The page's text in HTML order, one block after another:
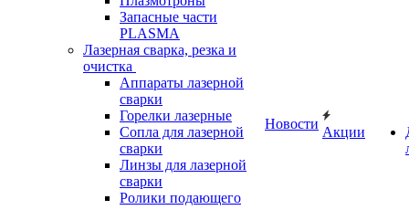
Запасные части
PLASMA
Лазерная сварка, резка и
очистка
Аппараты лазерной
сварки
Горелки лазерные
Сопла для лазерной
сварки
Линзы для лазерной
сварки
Ролики подающего
Новости
Акции